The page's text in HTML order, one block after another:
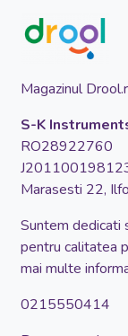
Magazinul
S-K
RO28922760
Marasesti 22,
Suntem dedicati
pentru calitatea
mai multe
0215550414